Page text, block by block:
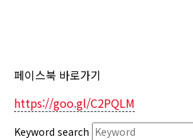
페이스북 바로가기
https://goo.gl/C2PQLM
Keyword search